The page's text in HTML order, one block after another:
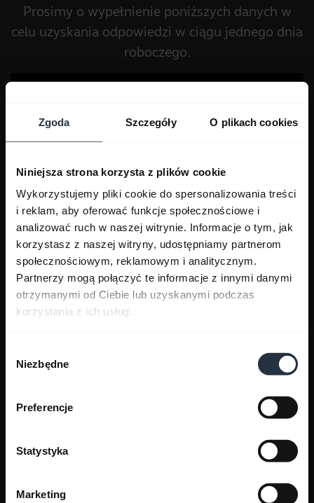
Zgoda Szczegóły O plikach cookies
Niniejsza strona korzysta z plików cookie
Wykorzystujemy pliki cookie do spersonalizowania treści
i reklam, aby oferować funkcje społecznościowe i
analizować ruch w naszej witrynie. Informacje o tym, jak
korzystasz z naszej witryny, udostępniamy partnerom
społecznościowym, reklamowym i analitycznym.
Partnerzy mogą połączyć te informacje z innymi danymi
otrzymanymi od Ciebie lub uzyskanymi podczas
korzystania z ich usług.
zgody
Niezbędne
Preferencje
Statystyka
Marketing
Prosimy o wypełnienie poniższych danych w
celu uzyskania odpowiedzi w ciągu jednego dnia
roboczego.